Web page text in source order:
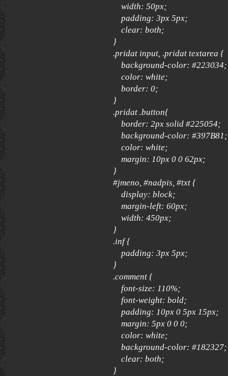
width: 50px;
padding: 3px 5px;
clear: both;
}
.pridat input, .pridat textarea {
background-color: #223034;
color: white;
border: 0;
}
.pridat .button{
border: 2px solid #225054;
background-color: #397B81;
color: white;
margin: 10px 0 0 62px;
}
#jmeno, #nadpis, #txt {
display: block;
margin-left: 60px;
width: 450px;
}
.inf {
padding: 3px 5px;
}
.comment {
font-size: 110%;
font-weight: bold;
padding: 10px 0 5px 15px;
margin: 5px 0 0 0;
color: white;
background-color: #182327;
clear: both;
}